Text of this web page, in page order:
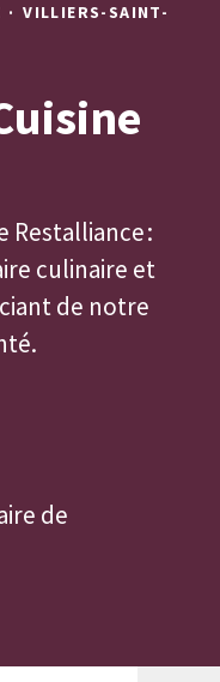
· VILLIERS-SAINT-
Restalliance :
culinaire et
de notre
de